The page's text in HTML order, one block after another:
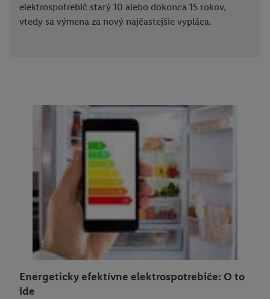
elektrospotrebič starý 10 alebo dokonca 15 rokov,
vtedy sa výmena za nový najčastejšie vypláca.
Energeticky efektívne elektrospotrebiče: O to
ide